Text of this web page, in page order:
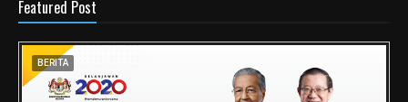
Featured Post
BERITA